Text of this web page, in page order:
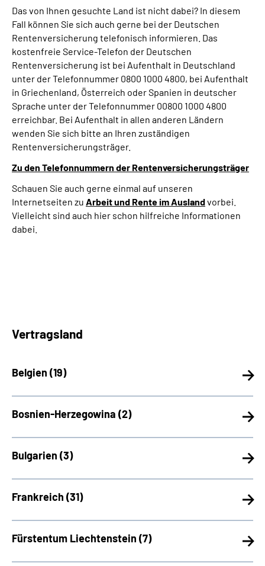
Das von Ihnen gesuchte Land ist nicht dabei? In diesem
Fall können Sie sich auch gerne bei der Deutschen
Rentenversicherung telefonisch informieren. Das
kostenfreie Service-Telefon der Deutschen
Rentenversicherung ist bei Aufenthalt in Deutschland
unter der Telefonnummer 0800 1000 4800, bei Aufenthalt
in Griechenland, Österreich oder Spanien in deutscher
Sprache unter der Telefonnummer 00800 1000 4800
erreichbar. Bei Aufenthalt in allen anderen Ländern
wenden Sie sich bitte an Ihren zuständigen
Rentenversicherungsträger.
Zu den Telefonnummern der Rentenversicherungsträger
Schauen Sie auch gerne einmal auf unseren
Internetseiten zu Arbeit und Rente im Auslandvorbei.
Vielleicht sind auch hier schon hilfreiche Informationen
dabei.
Vertragsland
Belgien (19)
Bosnien-Herzegowina (2)
Bulgarien (3)
Frankreich (31)
Fürstentum Liechtenstein (7)